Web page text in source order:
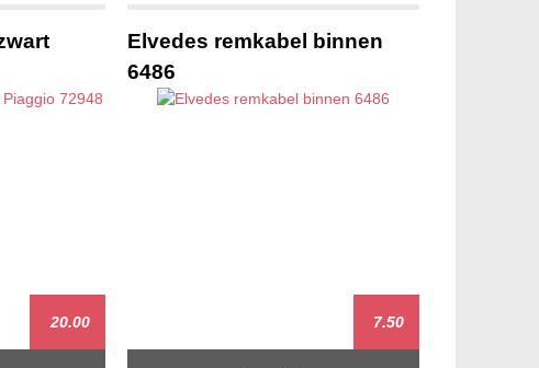
20.00
Elvedes remkabel binnen
6486
7.50